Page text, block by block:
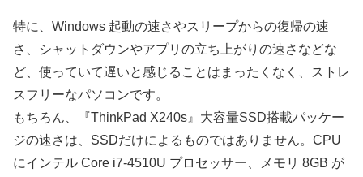
特に、Windows 起動の速さやスリープからの復帰の速
さ、シャットダウンやアプリの立ち上がりの速さなどな
ど、使っていて遅いと感じることはまったくなく、ストレ
スフリーなパソコンです。
もちろん、『ThinkPad X240s』大容量SSD搭載パッケー
ジの速さは、SSDだけによるものではありません。CPU
にインテル Core i7-4510U プロセッサー、メモリ 8GB が